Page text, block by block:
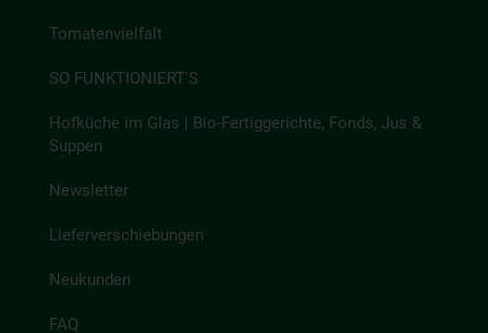
Tomatenvielfalt
SO FUNKTIONIERT'S
Hofküche im Glas | Bio-Fertiggerichte, Fonds, Jus &
Suppen
Newsletter
Lieferverschiebungen
Neukunden
FAQ